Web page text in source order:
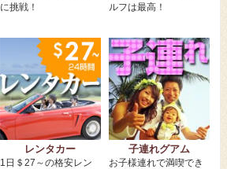
に挑戦！
ルフは最高！
レンタカー
1日＄27～の格安レン
子連れグアム
お子様連れで満喫でき